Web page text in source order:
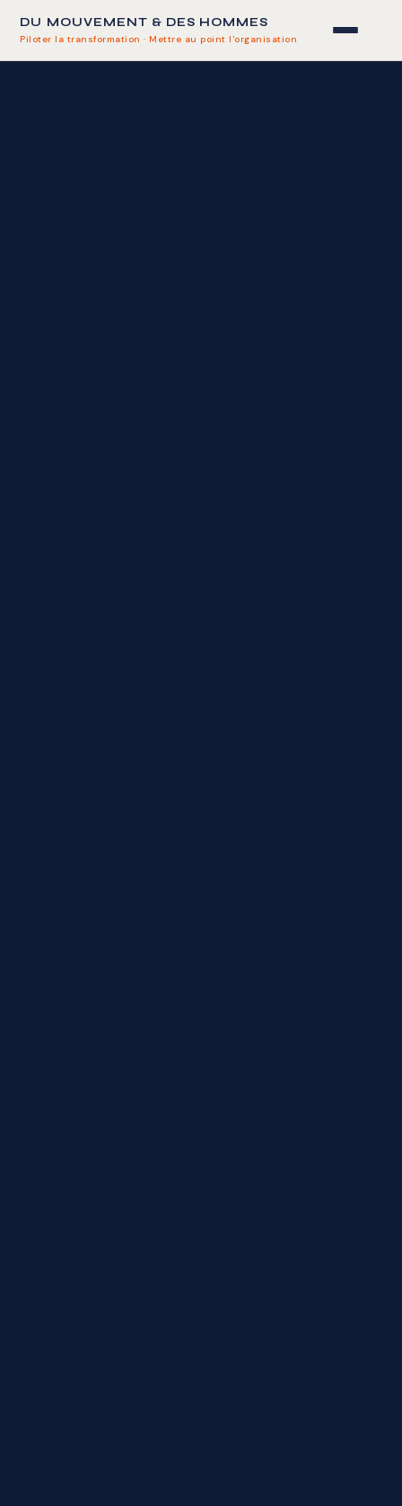
DU MOUVEMENT & DES HOMMES
Piloter la transformation · Mettre au point l'organisation